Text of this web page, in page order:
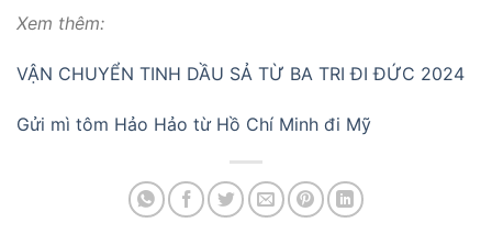
Xem thêm:
VẬN CHUYỂN TINH DẦU SẢ TỪ BA TRI ĐI ĐỨC 2024
Gửi mì tôm Hảo Hảo từ Hồ Chí Minh đi Mỹ